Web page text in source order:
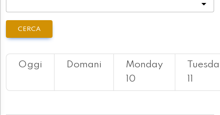
CERCA
Oggi Domani
Monday
10
11